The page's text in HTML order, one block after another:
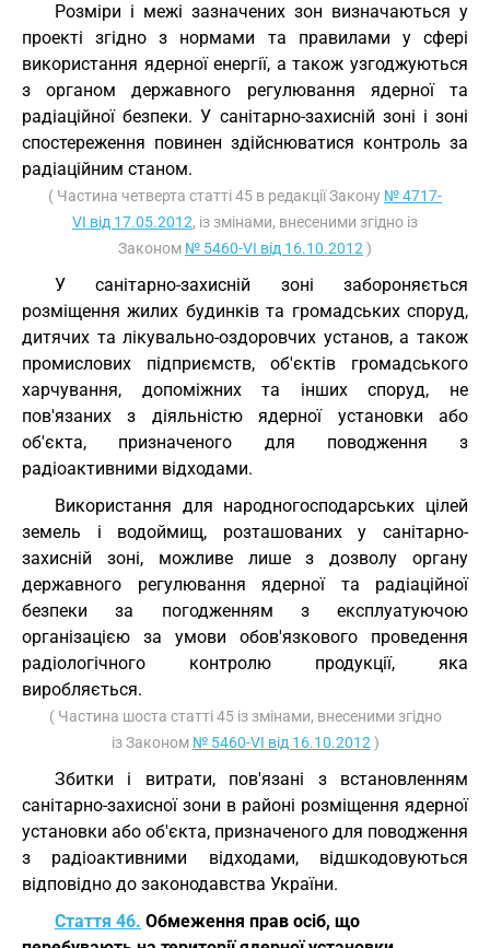
Розміри і межі зазначених зон визначаються у
проекті згідно з нормами та правилами у сфері
використання ядерної енергії, а також узгоджуються
з органом державного регулювання ядерної та
радіаційної безпеки. У санітарно-захисній зоні і зоні
спостереження повинен здійснюватися контроль за
радіаційним станом.
( Частина четверта статті 45 в редакції Закону № 4717-
VI від 17.05.2012, із змінами, внесеними згідно із
Законом № 5460-VI від 16.10.2012 )
У санітарно-захисній зоні забороняється
розміщення жилих будинків та громадських споруд,
дитячих та лікувально-оздоровчих установ, а також
промислових підприємств, об'єктів громадського
харчування, допоміжних та інших споруд, не
пов'язаних з діяльністю ядерної установки або
об'єкта, призначеного для поводження з
радіоактивними відходами.
Використання для народногосподарських цілей
земель і водоймищ, розташованих у санітарно-
захисній зоні, можливе лише з дозволу органу
державного регулювання ядерної та радіаційної
безпеки за погодженням з експлуатуючою
організацією за умови обов'язкового проведення
радіологічного контролю продукції, яка
виробляється.
( Частина шоста статті 45 із змінами, внесеними згідно
із Законом № 5460-VI від 16.10.2012 )
Збитки і витрати, пов'язані з встановленням
санітарно-захисної зони в районі розміщення ядерної
установки або об'єкта, призначеного для поводження
з радіоактивними відходами, відшкодовуються
відповідно до законодавства України.
Стаття 46. Обмеження прав осіб, що